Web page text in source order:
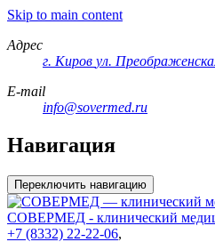
Skip to main content
Адрес
г. Киров ул.
E-mail
info@sovermed.ru
Навигация
Переключить навигацию
СОВЕРМЕД - клинический
+7 (8332) 22-22-06,